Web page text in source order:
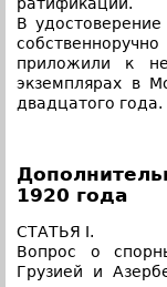
В
приложили к
экземплярах в
двадцатого года.
1920 года
СТАТЬЯ I.
Вопрос о
Грузией и